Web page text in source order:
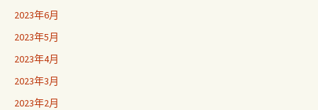
2023年6月
2023年5月
2023年4月
2023年3月
2023年2月